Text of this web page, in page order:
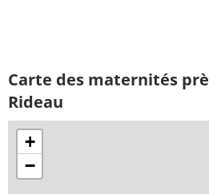
Carte des maternités
Rideau
+
−